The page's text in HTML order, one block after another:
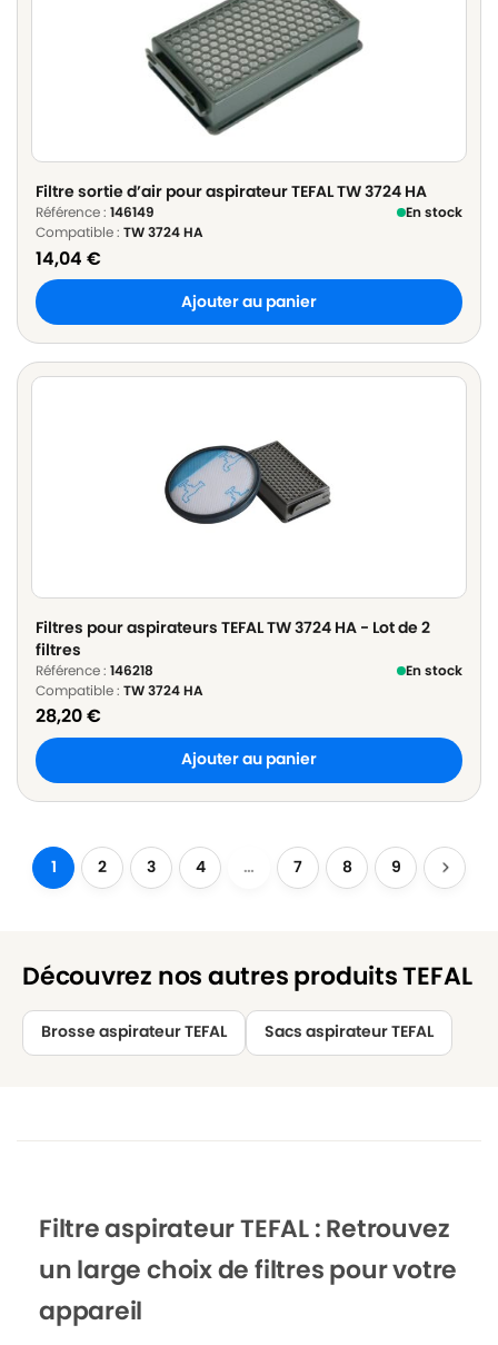
Filtre sortie d’air pour aspirateur TEFAL TW 3724 HA
Référence : 146149
En stock
Compatible : TW 3724 HA
14,04 €
Ajouter au panier
Filtres pour aspirateurs TEFAL TW 3724 HA - Lot de 2
filtres
Référence : 146218
En stock
Compatible : TW 3724 HA
28,20€
Ajouter au panier
1 2 3 4 … 7 8 9
Découvrez nos autres produits TEFAL
Brosse aspirateur TEFAL Sacs aspirateur TEFAL
Filtre aspirateur TEFAL : Retrouvez
un large choix de filtres pour votre
appareil